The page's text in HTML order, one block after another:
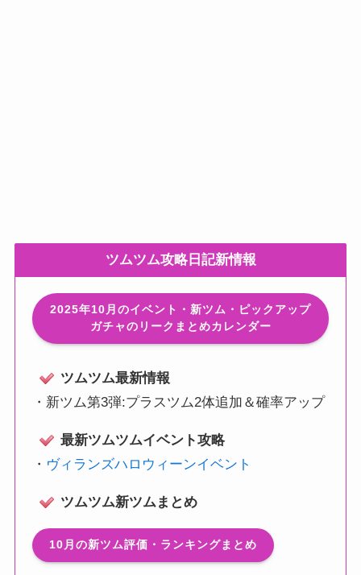
ツムツム攻略日記新情報
2025年10月のイベント・新ツム・ピックアップ
ガチャのリークまとめカレンダー
ツムツム最新情報
・ 新ツム第3弾:プラスツム2体追加＆確率アップ
最新ツムツムイベント攻略
・ ヴィランズハロウィーンイベント
ツムツム新ツムまとめ
10月の新ツム評価・ランキングまとめ